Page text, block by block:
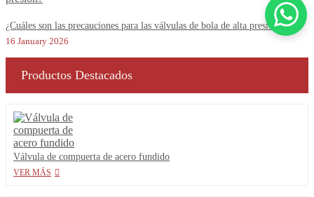
¿Cuáles son las precauciones para las válvulas de bola de alta presión?
16 January 2026
Productos Destacados
Válvula de compuerta de acero fundido
VER MÁS